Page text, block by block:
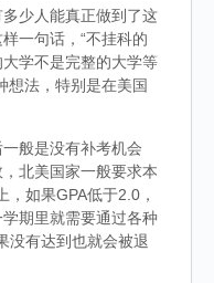
少人能真正做到了这
一句话，“不挂科的
学不是完整的大学等
想法，特别是在美国
般是没有补考机会
北美国家一般要求本
如果GPA低于2.0，
期里就需要通过各种
没有达到也就会被退